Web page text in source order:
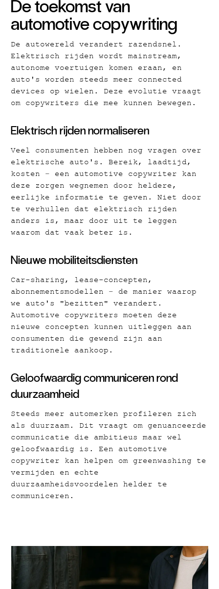
De toekomst van
automotive copywriting
De autowereld verandert razendsnel.
Elektrisch rijden wordt mainstream,
autonome voertuigen komen eraan, en
auto's worden steeds meer connected
devices op wielen. Deze evolutie vraagt
om copywriters die mee kunnen bewegen.
Elektrisch rijden normaliseren
Veel consumenten hebben nog vragen over
elektrische auto's. Bereik, laadtijd,
kosten – een automotive copywriter kan
deze zorgen wegnemen door heldere,
eerlijke informatie te geven. Niet door
te verhullen dat elektrisch rijden
anders is, maar door uit te leggen
waarom dat vaak beter is.
Nieuwe mobiliteitsdiensten
Car-sharing, lease-concepten,
abonnementsmodellen – de manier waarop
we auto's "bezitten" verandert.
Automotive copywriters moeten deze
nieuwe concepten kunnen uitleggen aan
consumenten die gewend zijn aan
traditionele aankoop.
Geloofwaardig communiceren rond
duurzaamheid
Steeds meer automerken profileren zich
als duurzaam. Dit vraagt om genuanceerde
communicatie die ambitieus maar wel
geloofwaardig is. Een automotive
copywriter kan helpen om greenwashing te
vermijden en echte
duurzaamheidsvoordelen helder te
communiceren.